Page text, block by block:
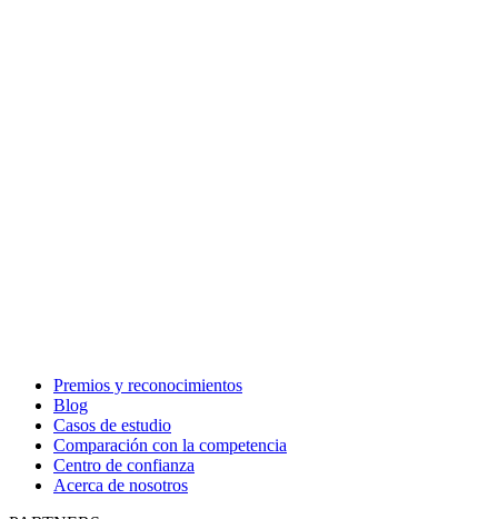
Premios y reconocimientos
Blog
Casos de estudio
Comparación con la competencia
Centro de confianza
Acerca de nosotros